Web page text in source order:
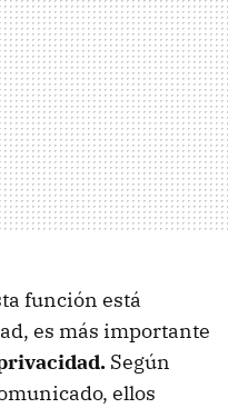
función está
es más importante
Según
ellos